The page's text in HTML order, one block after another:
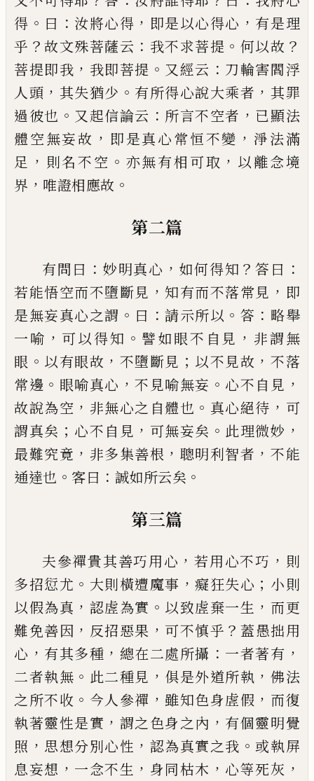
得 。 曰 ： 汝將心得 ， 即是以心得心 ， 有是理
乎 ？故文殊菩薩云 ： 我不求菩提 。 何以故 ？
菩提即我 ， 我即菩提 。 又經云 ： 刀輪害閻浮
人頭 ， 其失猶少 。 有所得心說大乘者 ，其罪
過彼也 。 又起信論云 ： 所言不空者 ， 已顯法
體空無妄故 ， 即是真心常恒不變 ， 淨法滿
足 ， 則名不空 。 亦無有相可取 ， 以離念境
界 ， 唯證相應故 。
第二篇
有問曰 ： 妙明真心 ， 如何得知 ？答曰 ：
若能悟空而不墮斷見 ，知有而不落常見 ， 即
是無妄真心之謂 。 曰 ：請示所以 。 答 ： 略舉
一喻 ， 可以得知 。 譬如眼不自見 ， 非謂無
眼 。 以有眼故 ， 不墮斷見 ； 以不見故 ，不落
常邊 。 眼喻真心 ，不見喻無妄 。 心不自見 ，
故說為空 ， 非無心之自體也 。 真心絕待 ， 可
謂真矣 ； 心不自見 ， 可無妄矣 。 此理微妙 ，
最難究竟 ， 非多集善根 ， 聰明利智者 ， 不能
通達也 。 客曰 ： 誠如所云矣 。
第三篇
夫參禪貴其善巧用心 ，若用心不巧 ， 則
多招愆尤 。 大則橫遭魔事 ，癡狂失心 ； 小則
以假為真 ， 認虗為實 。 以致虗棄一生 ， 而更
難免善因 ， 反招惡果 ， 可不慎乎 ？ 蓋愚拙用
心 ， 有其多種 ， 總在二處所攝 ： 一者著有 ，
二者執無 。 此二種見 ， 俱是外道所執 ，佛法
之所不收 。 今人參禪 ，雖知色身虗假 ， 而復
執著靈性是實 ， 謂之色身之內 ， 有個靈明覺
照 ， 思想分別心性 ， 認為真實之我 。 或執屏
息妄想 ， 一念不生 ， 身同枯木 ， 心等死灰 ，